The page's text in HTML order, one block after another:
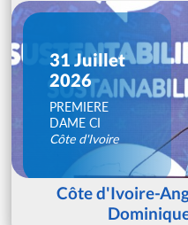
31 Juillet
2026
PREMIERE
DAME CI
Côte d'Ivoire
Côte d'Ivoire-